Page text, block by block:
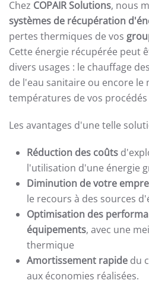
Chez COPAIR Solutions, nous
systèmes de récupération
pertes thermiques de vos
Cette énergie récupérée peut
divers usages : le chauffage
de l'eau sanitaire ou encore le
températures de vos
Les avantages d'une telle
Réduction des coûts
l'utilisation d'une énergie
Diminution de votre
le recours à des sources
Optimisation des
équipements, avec une
thermique
Amortissement rapide du
aux économies réalisées.